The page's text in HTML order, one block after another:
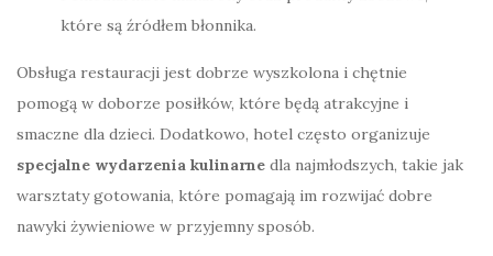
które są źródłem błonnika.
Obsługa restauracji jest dobrze wyszkolona i chętnie
pomogą w doborze posiłków, które będą atrakcyjne i
smaczne dla dzieci. Dodatkowo, hotel często organizuje
specjalne wydarzenia kulinarne dla najmłodszych, takie jak
warsztaty gotowania, które pomagają im rozwijać dobre
nawyki żywieniowe w przyjemny sposób.